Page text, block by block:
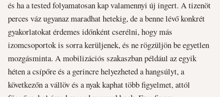
és ha a tested folyamatosan kap valamennyi új ingert. A tizenöt
perces váz ugyanaz maradhat hetekig, de a benne lévő konkrét
gyakorlatokat érdemes időnként cserélni, hogy más
izomcsoportok is sorra kerüljenek, és ne rögzüljön be egyetlen
mozgásminta. A mobilizációs szakaszban például az egyik
héten a csípőre és a gerincre helyezheted a hangsúlyt, a
következőn a vállöv és a nyak kaphat több figyelmet, attól